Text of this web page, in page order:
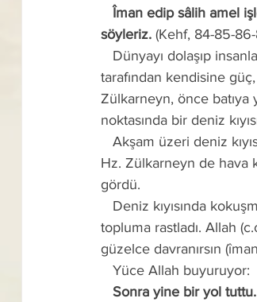
söyleriz. (Kehf, 84-85-
tarafından kendisine
Zülkarneyn, önce batıya
noktasında bir deniz
Hz. Zülkarneyn de hava
gördü.
topluma rastladı. Allah
güzelce davranırsın
   Yüce Allah buyuruyor: